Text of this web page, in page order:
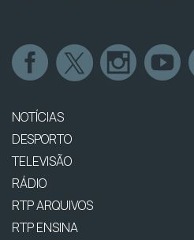
NOTÍCIAS
DESPORTO
TELEVISÃO
RÁDIO
RTP ARQUIVOS
RTP ENSINA